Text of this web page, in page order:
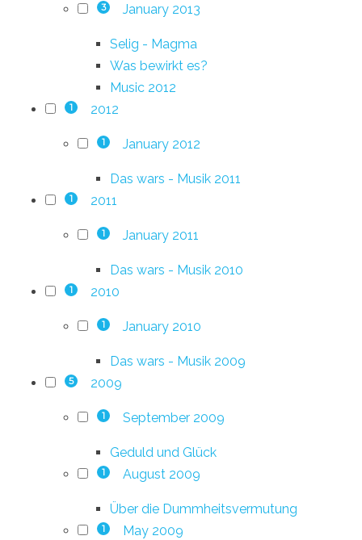
3 January 2013
Selig - Magma
Was bewirkt es?
Music 2012
1 2012
1 January 2012
Das wars - Musik 2011
1 2011
1 January 2011
Das wars - Musik 2010
1 2010
1 January 2010
Das wars - Musik 2009
5 2009
1 September 2009
Geduld und Glück
1 August 2009
Über die Dummheitsvermutung
1 May 2009